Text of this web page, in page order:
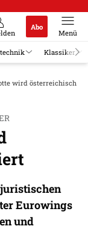
Abo
Menü
Klassiker
wird österreichisch
Eurowings
und